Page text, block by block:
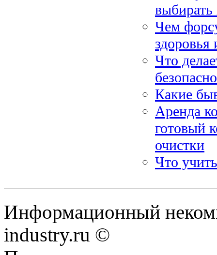
выбирать
Чем
здоровья
Что
Какие
Аренда
готовый
очистки
Что
Информационный
industry.ru ©